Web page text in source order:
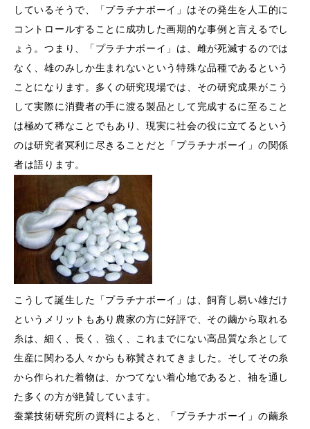
しているそうで、「プラチナボーイ」はその発生を人工的に
コントロールすることに成功した画期的な事例と言えるでし
ょう。つまり、「プラチナボーイ」は、雌が死滅するのでは
なく、雄のみしか生まれないという特殊な品種であるという
ことになります。多くの研究現場では、その研究成果がこう
して実際に消費者の手に渡る製品として完成するに至ること
は極めて稀なことでもあり、現実に社会の役に立てるという
のは研究者冥利に尽きることだと「プラチナボーイ」の関係
者は語ります。
こうして誕生した「プラチナボーイ」は、飼育し易い雄だけ
というメリットもあり農家の方に好評で、その繭から取れる
糸は、細く、長く、強く、これまでにない高品質な糸として
生産に関わる人々からも称賛されてきました。そしてその糸
から作られた着物は、かつてない着心地であると、袖を通し
た多くの方が絶賛しています。
蚕業技術研究所の資料によると、「プラチナボーイ」の繭糸